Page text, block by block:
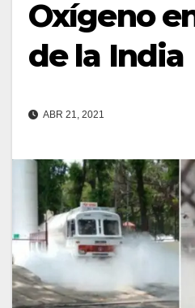
Oxígeno
de la India
ABR 21, 2021